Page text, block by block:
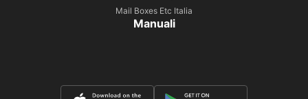
Mail Boxes Etc Italia
Manuali